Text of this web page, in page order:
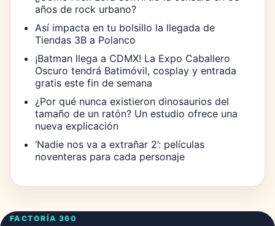
años de rock urbano?
Así impacta en tu bolsillo la llegada de
Tiendas 3B a Polanco
¡Batman llega a CDMX! La Expo Caballero
Oscuro tendrá Batimóvil, cosplay y entrada
gratis este fin de semana
¿Por qué nunca existieron dinosaurios del
tamaño de un ratón? Un estudio ofrece una
nueva explicación
‘Nadie nos va a extrañar 2’: películas
noventeras para cada personaje
FACTORÍA 360